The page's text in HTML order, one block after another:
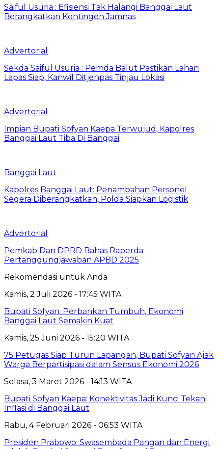
Saiful Usuria : Efisiensi Tak Halangi Banggai Laut
Berangkatkan Kontingen Jamnas
Advertorial
Sekda Saiful Usuria : Pemda Balut Pastikan Lahan
Lapas Siap, Kanwil Ditjenpas Tinjau Lokasi
Advertorial
Impian Bupati Sofyan Kaepa Terwujud, Kapolres
Banggai Laut Tiba Di Banggai
Banggai Laut
Kapolres Banggai Laut: Penambahan Personel
Segera Diberangkatkan, Polda Siapkan Logistik
Advertorial
Pemkab Dan DPRD Bahas Raperda
Pertanggungjawaban APBD 2025
Rekomendasi untuk Anda
Kamis, 2 Juli 2026 - 17:45 WITA
Bupati Sofyan: Perbankan Tumbuh, Ekonomi
Banggai Laut Semakin Kuat
Kamis, 25 Juni 2026 - 15:20 WITA
75 Petugas Siap Turun Lapangan, Bupati Sofyan Ajak
Warga Berpartisipasi dalam Sensus Ekonomi 2026
Selasa, 3 Maret 2026 - 14:13 WITA
Bupati Sofyan Kaepa: Konektivitas Jadi Kunci Tekan
Inflasi di Banggai Laut
Rabu, 4 Februari 2026 - 06:53 WITA
Presiden Prabowo: Swasembada Pangan dan Energi